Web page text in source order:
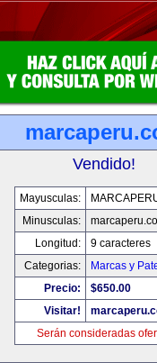
Vendido!
Mayusculas:
Minusculas:
Longitud:
9 caracteres
Categorias:
Marcas y
Precio:
$650.00
Visitar!
Serán consideradas